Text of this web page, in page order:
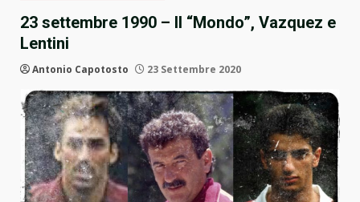
23 settembre 1990 – Il “Mondo”, Vazquez e
Lentini
Antonio Capotosto 23 Settembre 2020